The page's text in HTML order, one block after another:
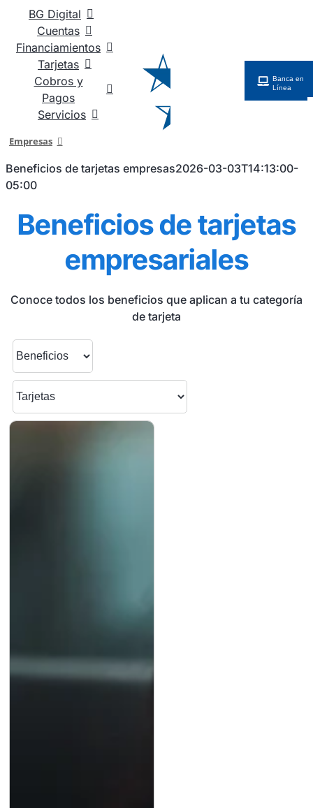
Saltar
contenido
BG Digital
Cuentas
Financiamientos
Tarjetas
Cobros y
Pagos
Servicios
Empresas
Banca en
Línea
Beneficios de tarjetas empresas2026-03-03T14:13:00-
05:00
Beneficios de tarjetas
empresariales
Conoce todos los beneficios que aplican a tu categoría
de tarjeta